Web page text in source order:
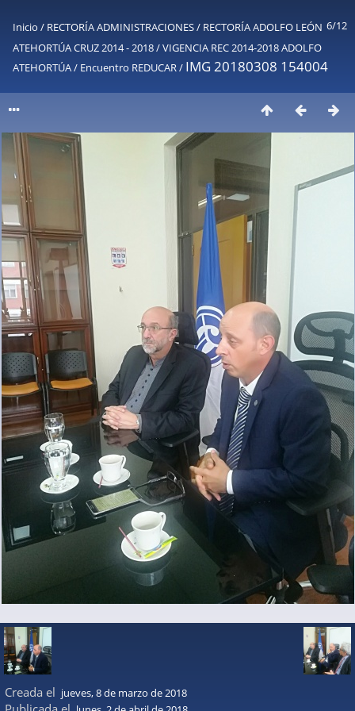
6/12
Inicio / RECTORÍA ADMINISTRACIONES/ RECTORÍA ADOLFO LEÓN
ATEHORTÚA CRUZ 2014 - 2018/VIGENCIA REC 2014-2018 ADOLFO
ATEHORTÚA/ Encuentro REDUCAR/ IMG 20180308 154004
Creada el jueves, 8 de marzo de 2018